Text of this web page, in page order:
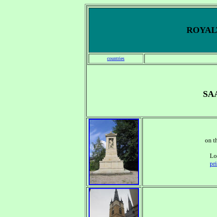
countries
on